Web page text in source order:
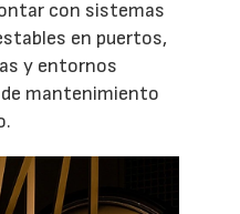
con sistemas
en puertos,
y entornos
mantenimiento